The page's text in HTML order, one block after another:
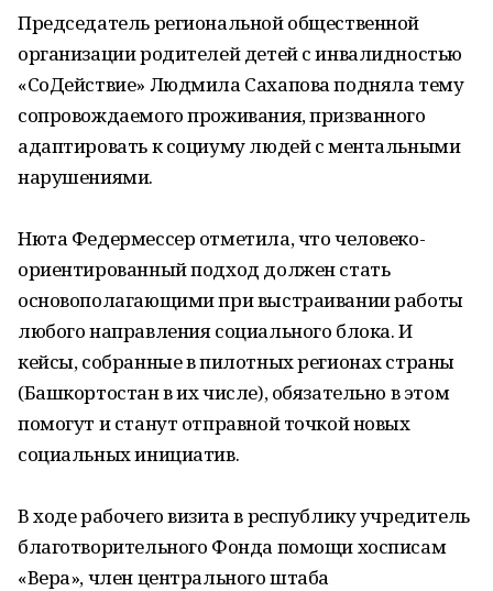
Председатель региональной общественной
организации родителей детей с инвалидностью
«СоДействие» Людмила Сахапова подняла тему
сопровождаемого проживания, призванного
адаптировать к социуму людей с ментальными
нарушениями.
Нюта Федермессер отметила, что человеко-
ориентированный подход должен стать
основополагающими при выстраивании работы
любого направления социального блока. И
кейсы, собранные в пилотных регионах страны
(Башкортостан в их числе), обязательно в этом
помогут и станут отправной точкой новых
социальных инициатив.
В ходе рабочего визита в республику учредитель
благотворительного Фонда помощи хосписам
«Вера», член центрального штаба